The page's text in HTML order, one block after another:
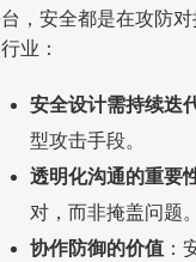
，安全都是在攻防
业：
安全设计需持续迭
型攻击手段。
透明化沟通的重要
对，而非掩盖问题。
协作防御的价值 ：